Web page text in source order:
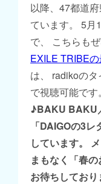
以降、47都道
ています。 5
で、 こちらも
EXILE TRIBE
は、 radikoの
で視聴可能です
♪BAKU BAKU
「DAIGOの3
しています。
まもなく「春
お待ちしてお